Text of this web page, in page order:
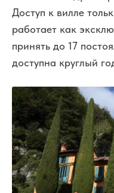
Доступ к вилле
работает как
принять до 17
доступна круглый